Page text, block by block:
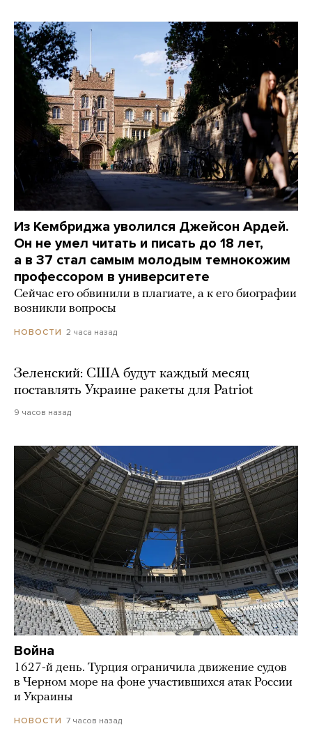
Из Кембриджа уволился Джейсон Ардей.
Он не умел читать и писать до 18 лет,
а в 37 стал самым молодым темнокожим
профессором в университете
Сейчас его обвинили в плагиате, а к его биографии
возникли вопросы
НОВОСТИ 2 часа назад
Зеленский: США будут каждый месяц
поставлять Украине ракеты для Patriot
9 часов назад
Война
1627-й день. Турция ограничила движение судов
в Черном море на фоне участившихся атак России
и Украины
НОВОСТИ 7 часов назад